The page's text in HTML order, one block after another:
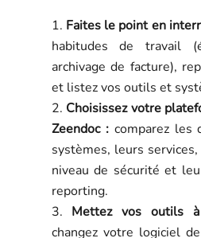
Faites le point en
habitudes de travail
archivage de facture),
et listez vos outils et
Choisissez votre
Zeendoc :comparez les
systèmes, leurs
niveau de sécurité et
reporting.
Mettez vos outils
changez votre logiciel